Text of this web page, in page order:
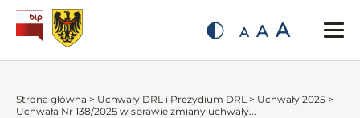
A A A
Strona główna > Uchwały DRL i Prezydium DRL > Uchwały 2025 >
Uchwała Nr 138/2025 w sprawie zmiany uchwały...